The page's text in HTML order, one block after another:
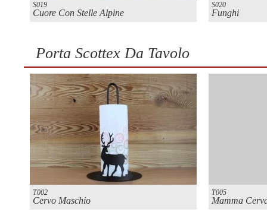
S019
Cuore Con Stelle Alpine
S020
Funghi
Porta Scottex Da Tavolo
T002
Cervo Maschio
T005
Mamma